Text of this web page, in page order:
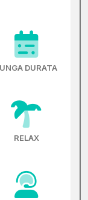
DURATA
RELAX